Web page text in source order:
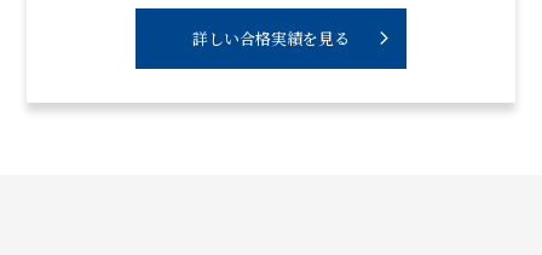
詳しい合格実績を見る